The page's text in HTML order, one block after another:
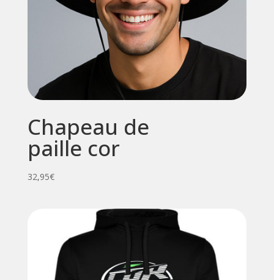
Chapeau de
paille cor
32,95€